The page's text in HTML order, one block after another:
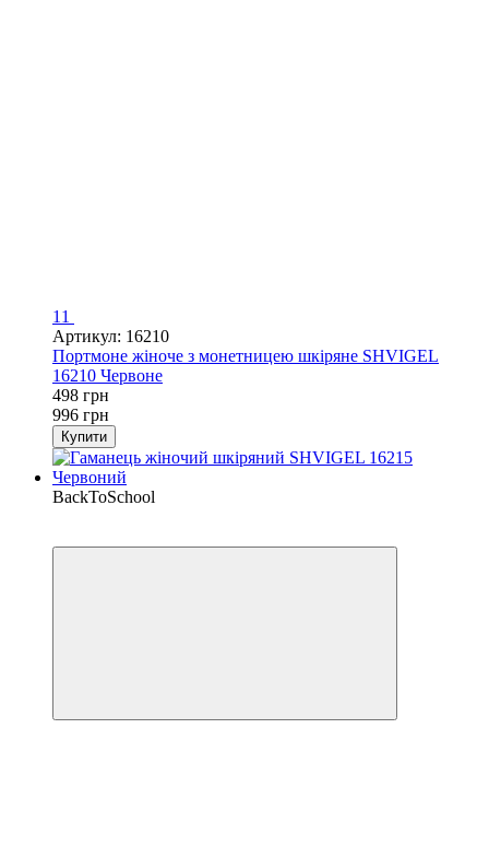
11
Артикул: 16210
Портмоне жіноче з монетницею шкіряне SHVIGEL
16210 Червоне
498 грн
996 грн
Купити
BackToSchool